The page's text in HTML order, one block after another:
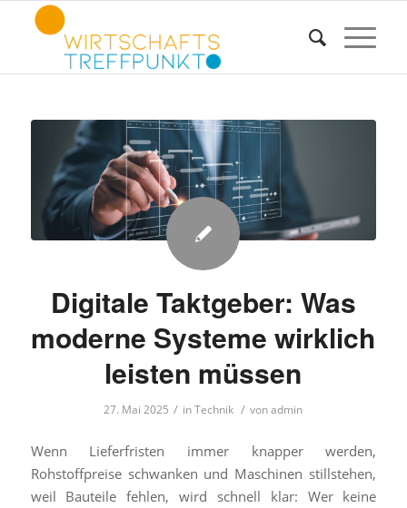
Digitale Taktgeber: Was
moderne Systeme wirklich
leisten müssen
27. Mai 2025 / inTechnik / vonadmin
Wenn Lieferfristen immer knapper werden,
Rohstoffpreise schwanken und Maschinen stillstehen,
weil Bauteile fehlen, wird schnell klar: Wer keine